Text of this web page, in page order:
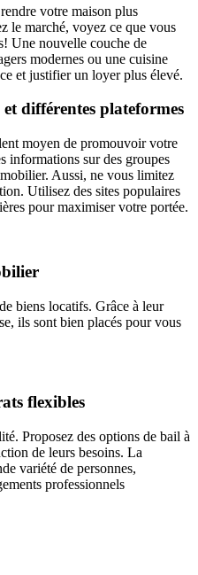
votre maison plus
le marché, voyez ce que vous
Une nouvelle couche de
modernes ou une cuisine
et justifier un loyer plus élevé.
différentes plateformes
moyen de promouvoir votre
informations sur des groupes
Aussi, ne vous limitez
Utilisez des sites populaires
pour maximiser votre portée.
biens locatifs. Grâce à leur
ils sont bien placés pour vous
flexibles
Proposez des options de bail à
de leurs besoins. La
variété de personnes,
professionnels